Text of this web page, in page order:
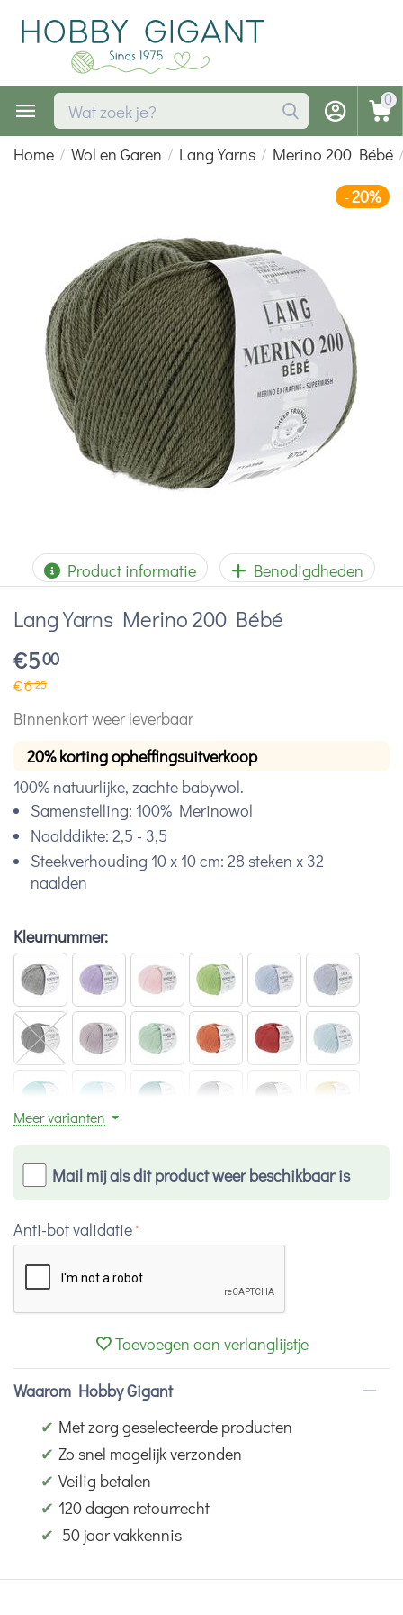
0
Home / Wol en Garen / Lang Yarns / Merino 200 Bébé
-20%
Product informatie Benodigdheden
Lang Yarns Merino 200 Bébé
€500
€625
Binnenkort weer leverbaar
20% korting opheffingsuitverkoop
100% natuurlijke, zachte babywol.
Samenstelling: 100% Merinowol
Naalddikte: 2,5 - 3,5
Steekverhouding 10 x 10 cm: 28 steken x 32
naalden
Kleurnummer:
Meer varianten
Mail mij als dit product weer beschikbaar is
Anti-bot validatie
Toevoegen aan verlanglijstje
Waarom Hobby Gigant
✔ Met zorg geselecteerde producten
✔ Zo snel mogelijk verzonden
✔ Veilig betalen
✔ 120 dagen retourrecht
✔ 50 jaar vakkennis